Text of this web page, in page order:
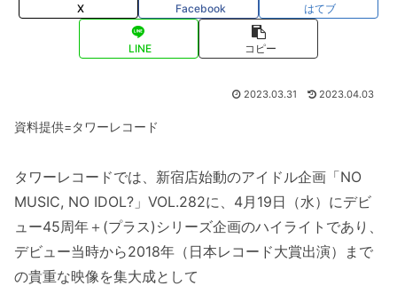
X Facebook はてブ
LINE コピー
2023.03.31 2023.04.03
資料提供=タワーレコード
タワーレコードでは、新宿店始動のアイドル企画「NO
MUSIC, NO IDOL?」VOL.282に、4月19日（水）にデビ
ュー45周年＋(プラス)シリーズ企画のハイライトであり、
デビュー当時から2018年（日本レコード大賞出演）まで
の貴重な映像を集大成として